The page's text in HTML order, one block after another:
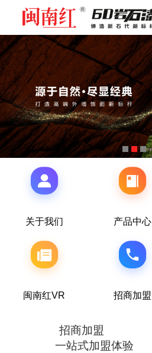
关于我们 产品中心
闽南红VR 招商加盟
一站式加盟体验
招商加盟